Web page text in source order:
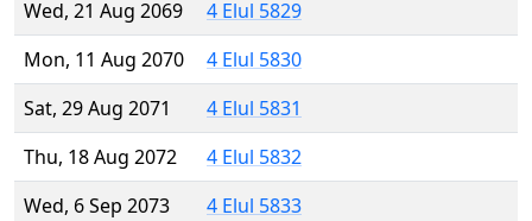
Wed, 21 Aug 2069
4 Elul 5829
Mon, 11 Aug 2070
4 Elul 5830
Sat, 29 Aug 2071
4 Elul 5831
Thu, 18 Aug 2072
4 Elul 5832
Wed, 6 Sep 2073
4 Elul 5833